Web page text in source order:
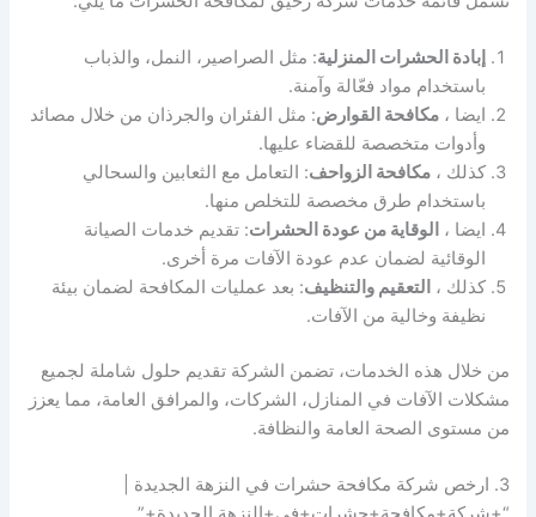
إبادة الحشرات المنزلية: مثل الصراصير، النمل، والذباب
باستخدام مواد فعّالة وآمنة.
ايضا ،مكافحة القوارض: مثل الفئران والجرذان من خلال مصائد
وأدوات متخصصة للقضاء عليها.
كذلك ،مكافحة الزواحف: التعامل مع الثعابين والسحالي
باستخدام طرق مخصصة للتخلص منها.
ايضا ، الوقاية من عودة الحشرات: تقديم خدمات الصيانة
الوقائية لضمان عدم عودة الآفات مرة أخرى.
كذلك ، التعقيم والتنظيف: بعد عمليات المكافحة لضمان بيئة
نظيفة وخالية من الآفات.
من خلال هذه الخدمات، تضمن الشركة تقديم حلول شاملة لجميع
مشكلات الآفات في المنازل، الشركات، والمرافق العامة، مما يعزز
من مستوى الصحة العامة والنظافة.
3. ارخص شركة مكافحة حشرات في النزهة الجديدة |